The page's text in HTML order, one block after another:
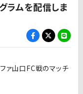
ラムを配信しま
ァ山口FC戦のマッチ